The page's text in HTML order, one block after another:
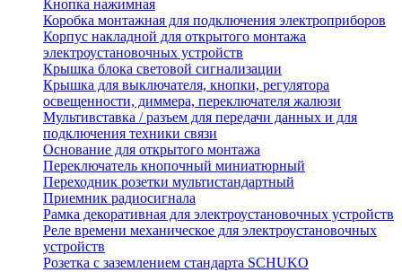
Кнопка нажимная
Коробка монтажная для подключения электроприборов
Корпус накладной для открытого монтажа
электроустановочных устройств
Крышка блока световой сигнализации
Крышка для выключателя, кнопки, регулятора
освещенности, диммера, переключателя жалюзи
Мультивставка / разъем для передачи данных и для
подключения техники связи
Основание для открытого монтажа
Переключатель кнопочный миниатюрный
Переходник розетки мультистандартный
Приемник радиосигнала
Рамка декоративная для электроустановочных устройств
Реле времени механическое для электроустановочных
устройств
Розетка с заземлением стандарта SCHUKO